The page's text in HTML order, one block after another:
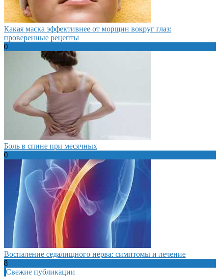
Какая маска эффективнее от морщин вокруг глаз:
проверенные рецепты
0
Боль в спине при месячных
0
Воспаление седалищного нерва: симптомы и лечение
8
Свежие публикации